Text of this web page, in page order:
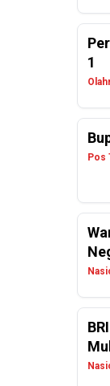
1
Pos